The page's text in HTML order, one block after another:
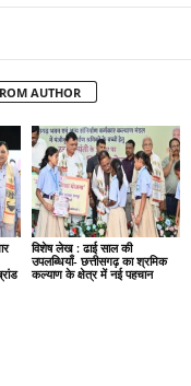
AUTHOR
विशेष लेख : ढाई साल की
उपलब्धियाँ- छत्तीसगढ़ का श्रमिक
कल्याण के क्षेत्र में नई पहचान